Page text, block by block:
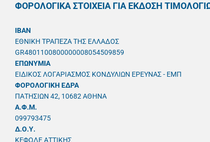
ΦΟΡΟΛΟΓΙΚΑ ΣΤΟΙΧΕΙΑ ΓΙΑ ΕΚΔΟΣΗ
IBAN
ΕΘΝΙΚΗ ΤΡΑΠΕΖΑ ΤΗΣ ΕΛΛΑΔΟΣ
GR4801100800000008054509859
ΕΠΩΝΥΜΙΑ
ΕΙΔΙΚΟΣ ΛΟΓΑΡΙΑΣΜΟΣ ΚΟΝΔΥΛΙΩΝ ΕΡΕΥΝΑΣ - ΕΜΠ
ΦΟΡΟΛΟΓΙΚΗ ΕΔΡΑ
ΠΑΤΗΣΙΩΝ 42, 10682 ΑΘΗΝΑ
A.Φ.Μ.
099793475
Δ.Ο.Υ.
ΚΕΦΟΔΕ ΑΤΤΙΚΗΣ